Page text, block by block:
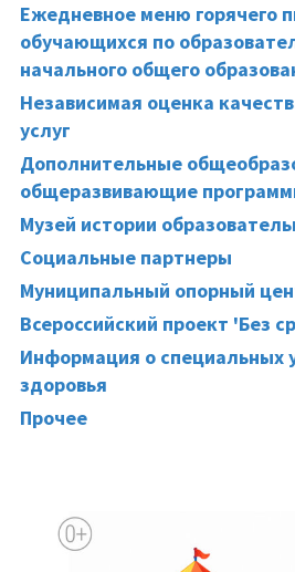
Ежедневное меню горячего
обучающихся по
начального общего
Независимая оценка
услуг
Дополнительные
общеразвивающие
Музей истории
Социальные партнеры
Муниципальный опорный
Всероссийский проект 'Без
Информация о специальных
здоровья
Прочее